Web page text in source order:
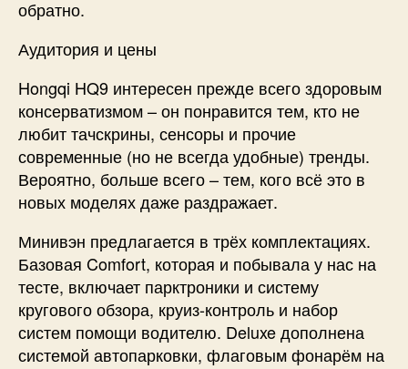
обратно.
Аудитория и цены
Hongqi HQ9 интересен прежде всего здоровым
консерватизмом – он понравится тем, кто не
любит тачскрины, сенсоры и прочие
современные (но не всегда удобные) тренды.
Вероятно, больше всего – тем, кого всё это в
новых моделях даже раздражает.
Минивэн предлагается в трёх комплектациях.
Базовая Comfort, которая и побывала у нас на
тесте, включает парктроники и систему
кругового обзора, круиз-контроль и набор
систем помощи водителю. Deluxe дополнена
системой автопарковки, флаговым фонарём на